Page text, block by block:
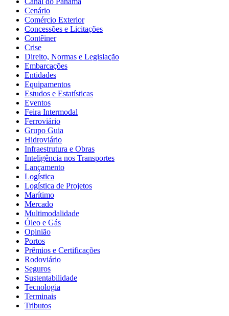
Cenário
Comércio Exterior
Concessões e Licitações
Contêiner
Crise
Direito, Normas e Legislação
Embarcações
Entidades
Equipamentos
Estudos e Estatísticas
Eventos
Feira Intermodal
Ferroviário
Grupo Guia
Hidroviário
Infraestrutura e Obras
Inteligência nos Transportes
Lançamento
Logística
Logística de Projetos
Marítimo
Mercado
Multimodalidade
Óleo e Gás
Opinião
Portos
Prêmios e Certificações
Rodoviário
Seguros
Sustentabilidade
Tecnologia
Terminais
Tributos